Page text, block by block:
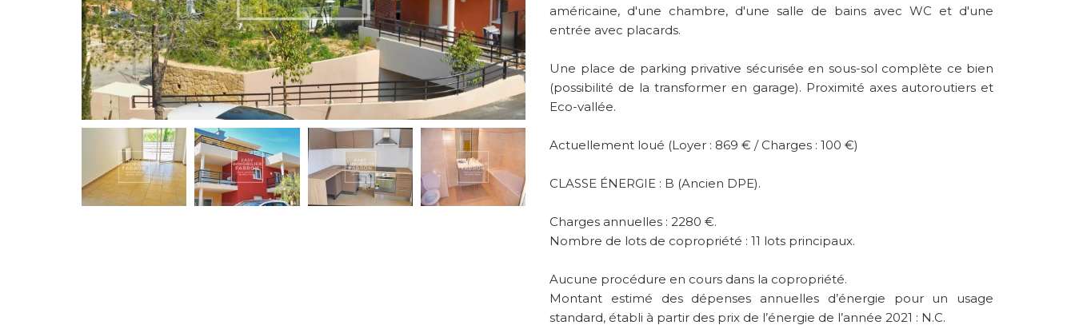
américaine, d'une chambre, d'une salle de bains avec WC et d'une
entrée avec placards.
Une place de parking privative sécurisée en sous-sol complète ce bien
(possibilité de la transformer en garage). Proximité axes autoroutiers et
Eco-vallée.
Actuellement loué (Loyer : 869 € / Charges : 100 €)
CLASSE ÉNERGIE : B (Ancien DPE).
Charges annuelles : 2280 €.
Nombre de lots de copropriété : 11 lots principaux.
Aucune procédure en cours dans la copropriété.
Montant estimé des dépenses annuelles d’énergie pour un usage
standard, établi à partir des prix de l’énergie de l’année 2021 : N.C.